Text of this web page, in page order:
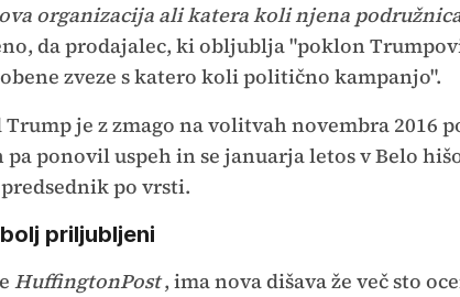
organizacija ali katera koli njena
da prodajalec, ki obljublja "poklon
zveze s katero koli politično kampanjo".
je z zmago na volitvah novembra 2016
ponovil uspeh in se januarja letos v Belo
po vrsti.
priljubljeni
HuffingtonPost, ima nova dišava že več sto